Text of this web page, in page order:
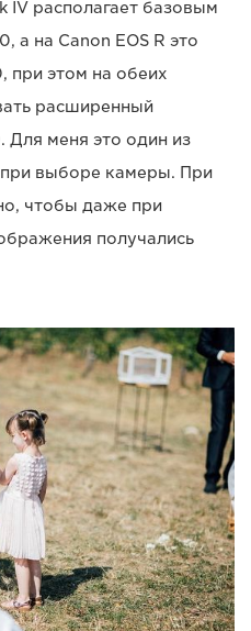
IV располагает базовым
а на Canon EOS R это
при этом на обеих
расширенный
Для меня это один из
выборе камеры. При
чтобы даже при
получались